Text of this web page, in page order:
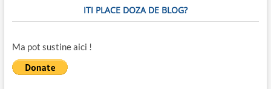
ITI PLACE DOZA DE BLOG?
Ma pot sustine aici !